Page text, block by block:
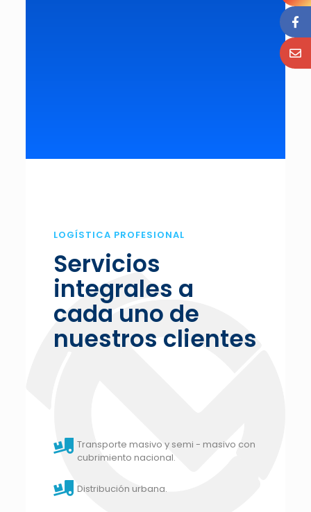
LOGÍSTICA PROFESIONAL
Servicios
integrales a
cada uno de
nuestros clientes
Transporte masivo y semi - masivo con
cubrimiento nacional.
Distribución urbana.